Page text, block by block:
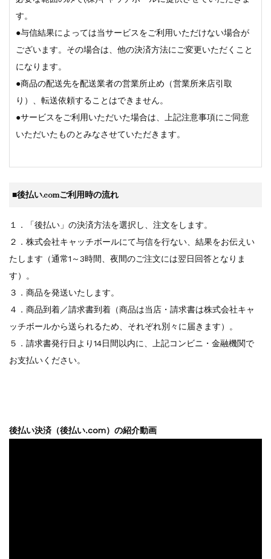
す。
●与信結果によっては当サービスをご利用いただけない場合が
ございます。その場合は、他の決済方法にご変更いただくこと
になります。
●商品の配送先を配送業者の営業所止め（営業所来店引取
り）、転送依頼することはできません。
●サービスをご利用いただいた場合は、上記注意事項にご同意
いただいたものとみなさせていただきます。
■後払い.comご利用時の流れ
１．「後払い」の決済方法を選択し、注文をします。
２．株式会社キャッチボールにて与信を行ない、結果をお伝えい
たします（通常1～3時間、夜間のご注文には翌日回答となりま
す）。
３．商品を発送いたします。
４．商品到着／請求書到着（商品は当店・請求書は株式会社キャ
ッチボールから送られるため、それぞれ別々に届きます）。
５．請求書発行日より14日間以内に、上記コンビニ・金融機関で
お支払いください。
後払い決済（後払い.com）の紹介動画